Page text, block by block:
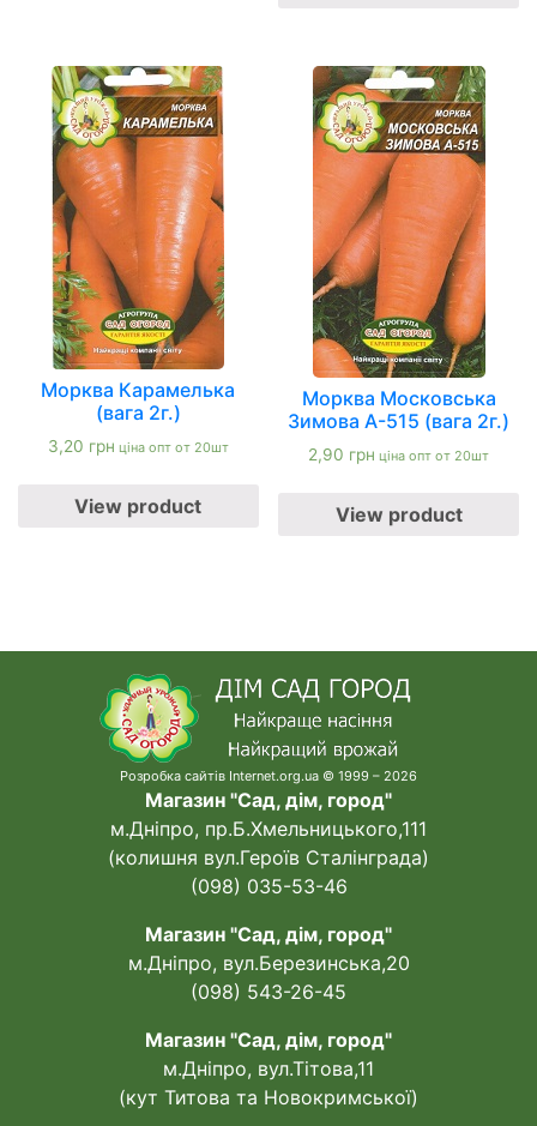
Морква Карамелька
(вага 2г.)
3,20 грн ціна опт от 20шт
View product
Морква Московська
Зимова А-515 (вага 2г.)
2,90 грн ціна опт от 20шт
View product
Розробка сайтів Internet.org.ua © 1999 – 2026
Магазин "Сад, дім, город"
м.Дніпро, пр.Б.Хмельницького,111
(колишня вул.Героїв Сталінграда)
(098) 035-53-46
Магазин "Сад, дім, город"
м.Дніпро, вул.Березинська,20
(098) 543-26-45
Магазин "Сад, дім, город"
м.Дніпро, вул.Тітова,11
(кут Титова та Новокримської)